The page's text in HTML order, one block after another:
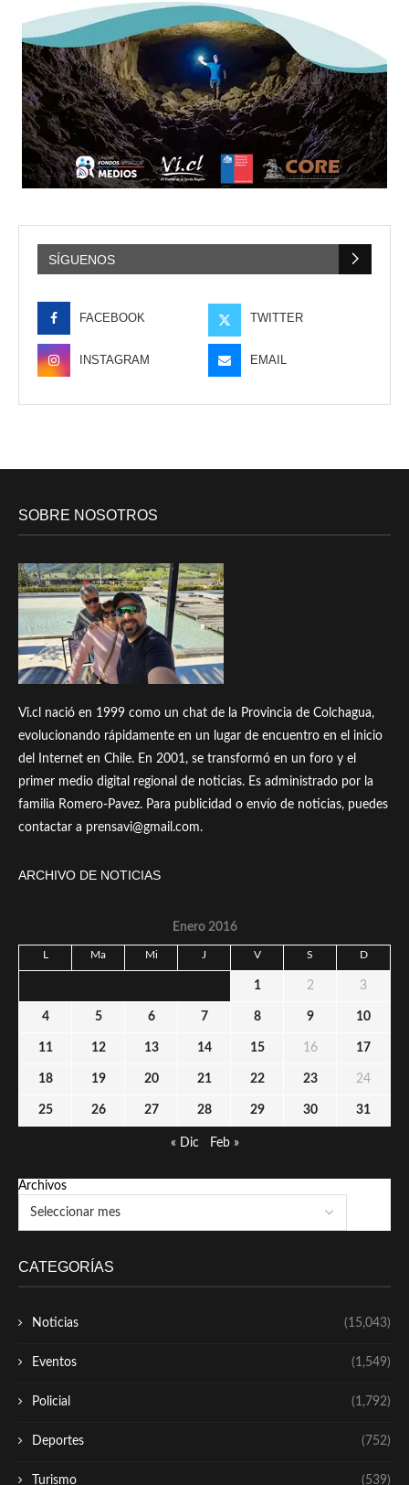
SÍGUENOS
FACEBOOK TWITTER
INSTAGRAM EMAIL
SOBRE NOSOTROS
Vi.cl nació en 1999 como un chat de la Provincia de Colchagua,
evolucionando rápidamente en un lugar de encuentro en el inicio
del Internet en Chile. En 2001, se transformó en un foro y el
primer medio digital regional de noticias. Es administrado por la
familia Romero-Pavez. Para publicidad o envío de noticias, puedes
contactar a prensavi@gmail.com.
ARCHIVO DE NOTICIAS
Enero 2016
L Ma Mi J V S D
1 2 3
4 5 6 7 8 9 10
11 12 13 14 15 16 17
18 19 20 21 22 23 24
25 26 27 28 29 30 31
« Dic Feb »
Archivos
CATEGORÍAS
Noticias (15,043)
Eventos (1,549)
Policial (1,792)
Deportes (752)
Turismo (539)